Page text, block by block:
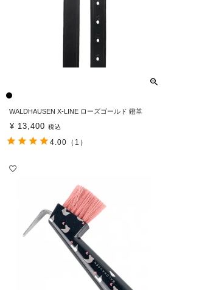
WALDHAUSEN X-LINE ローズゴールド 鐙革
¥ 13,400 税込
4.00 （1）